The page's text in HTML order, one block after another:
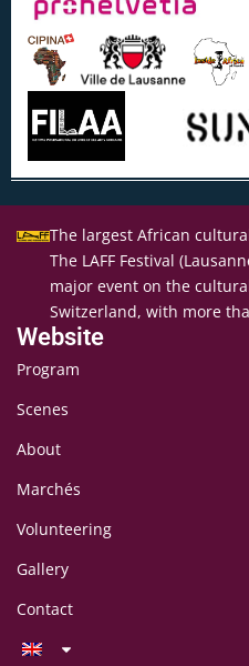
The largest African
The LAFF Festival
major event on the
Switzerland, with more
Website
Program
Scenes
About
Marchés
Volunteering
Gallery
Contact